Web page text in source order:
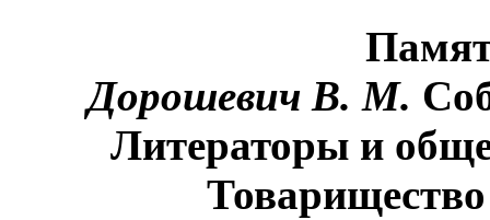
Дорошевич В. М.
Литераторы и